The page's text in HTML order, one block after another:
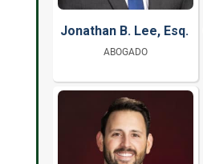
Jonathan B. Lee, Esq.
ABOGADO